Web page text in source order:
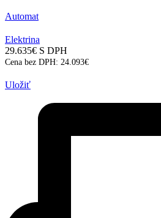
Automat
Elektrina
29.635€ S DPH
Cena bez DPH: 24.093€
Uložiť